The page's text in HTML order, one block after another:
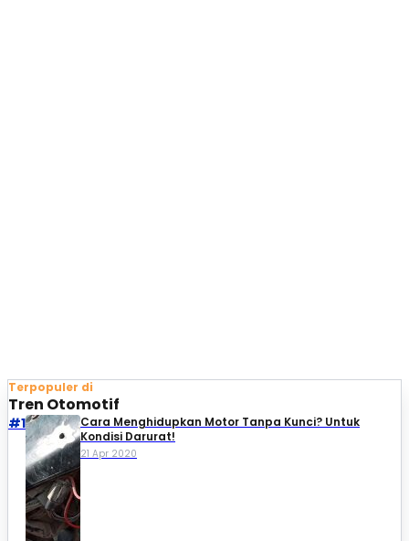
Terpopuler di
Tren Otomotif
#1
Cara Menghidupkan Motor Tanpa Kunci? Untuk
Kondisi Darurat!
21 Apr 2020